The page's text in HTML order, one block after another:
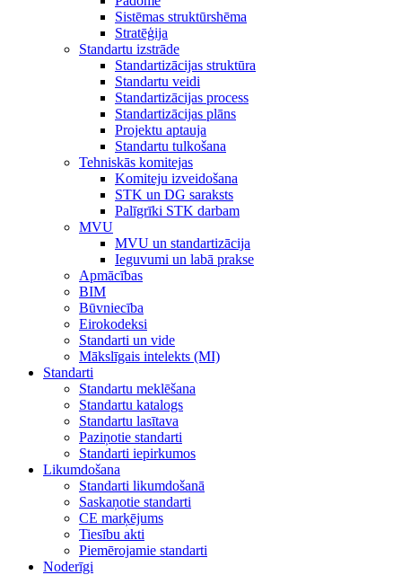
Sistēmas struktūrshēma
Stratēģija
Standartu izstrāde
Standartizācijas struktūra
Standartu veidi
Standartizācijas process
Standartizācijas plāns
Projektu aptauja
Standartu tulkošana
Tehniskās komitejas
Komiteju izveidošana
STK un DG saraksts
Palīgrīki STK darbam
MVU
MVU un standartizācija
Ieguvumi un labā prakse
Apmācības
BIM
Būvniecība
Eirokodeksi
Standarti un vide
Mākslīgais intelekts (MI)
Standarti
Standartu meklēšana
Standartu katalogs
Standartu lasītava
Paziņotie standarti
Standarti iepirkumos
Likumdošana
Standarti likumdošanā
Saskaņotie standarti
CE marķējums
Tiesību akti
Piemērojamie standarti
Noderīgi